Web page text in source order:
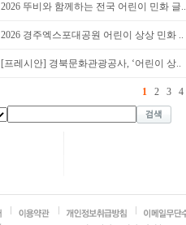
2026 뚜비와 함께하는 전국 어린이 민화 글..
2026 경주엑스포대공원 어린이 상상 민화 ..
[프레시안] 경북문화관광공사, ‘어린이 상..
1 2 3 4